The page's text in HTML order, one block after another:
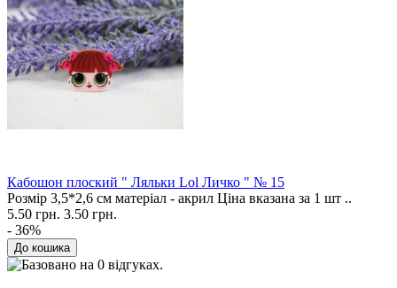
Кабошон плоский " Ляльки Lol Личко " № 15
Розмір 3,5*2,6 см матеріал - акрил Ціна вказана за 1 шт ..
5.50 грн. 3.50 грн.
- 36%